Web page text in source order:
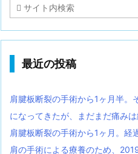
最近の投稿
肩腱板断裂の手術から1ヶ月半。
になってきたが、まだまだ痛み
肩腱板断裂の手術から1ヶ月。経
肩の手術による療養のため、